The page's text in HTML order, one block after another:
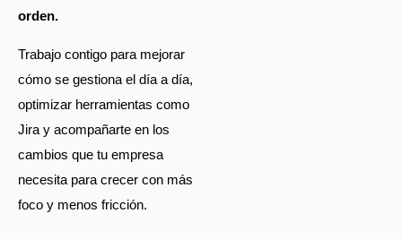
orden.
Trabajo contigo para mejorar
cómo se gestiona el día a día,
optimizar herramientas como
Jira y acompañarte en los
cambios que tu empresa
necesita para crecer con más
foco y menos fricción.